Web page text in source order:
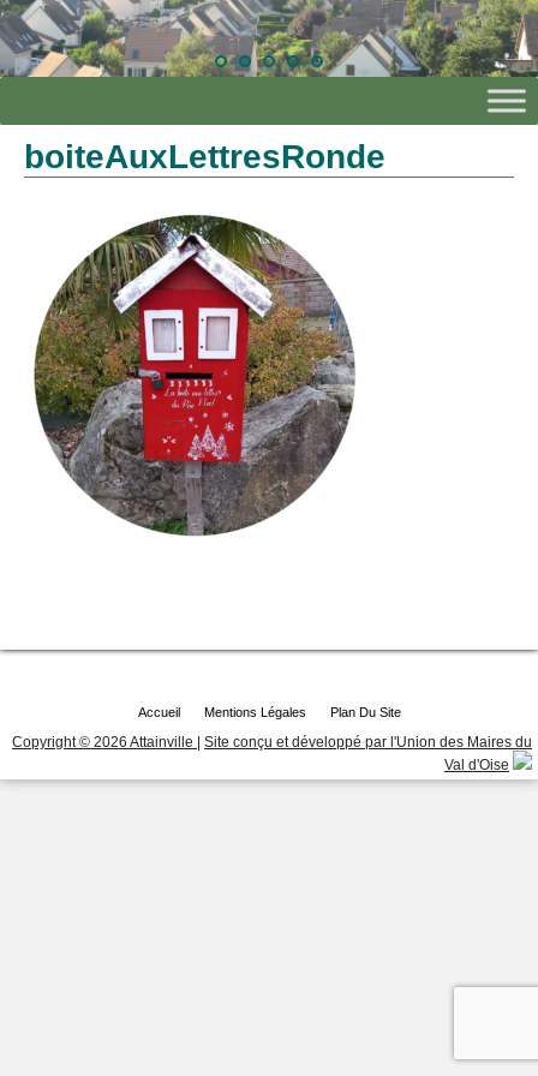
boiteAuxLettresRonde
Accueil Mentions Légales Plan Du Site
Copyright © 2026 Attainville | Site conçu et développé par l'Union des Maires du
Val d'Oise